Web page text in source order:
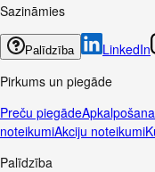
Sazināmies
Palīdzība LinkedIn
Pirkums un piegāde
Preču piegāde
noteikumiAkciju noteikumi
Palīdzība